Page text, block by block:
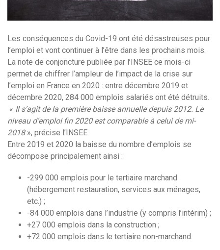
Les conséquences du Covid-19 ont été désastreuses pour
l’emploi et vont continuer à l’être dans les prochains mois.
La note de conjoncture publiée par l’INSEE ce mois-ci
permet de chiffrer l’ampleur de l’impact de la crise sur
l’emploi en France en 2020 : entre décembre 2019 et
décembre 2020, 284 000 emplois salariés ont été détruits.
« Il s’agit de la première baisse annuelle depuis 2012. Le
niveau d’emploi fin 2020 est comparable à celui de mi-
2018», précise l’INSEE.
Entre 2019 et 2020 la baisse du nombre d’emplois se
décompose principalement ainsi :
-299 000 emplois pour le tertiaire marchand
(hébergement restauration, services aux ménages,
etc.) ;
-84 000 emplois dans l’industrie (y compris l’intérim) ;
+27 000 emplois dans la construction ;
+72 000 emplois dans le tertiaire non-marchand.